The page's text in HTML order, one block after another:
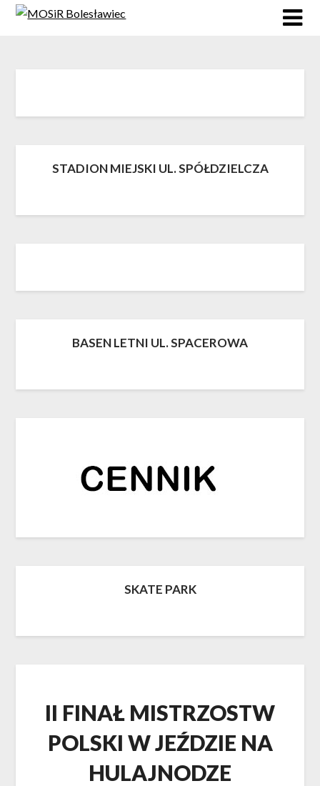
Skip
STADION MIEJSKI UL. SPÓŁDZIELCZA
BASEN LETNI UL. SPACEROWA
SKATE PARK
II FINAŁ MISTRZOSTW
POLSKI W JEŹDZIE NA
HULAJNODZE